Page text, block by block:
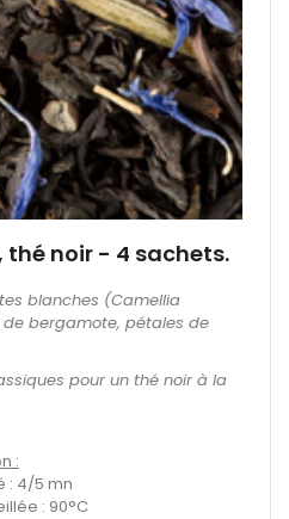
thé noir - 4 sachets.
blanches (Camellia
de bergamote, pétales de
pour un thé noir à la
:
: 4/5 mn
: 90°C